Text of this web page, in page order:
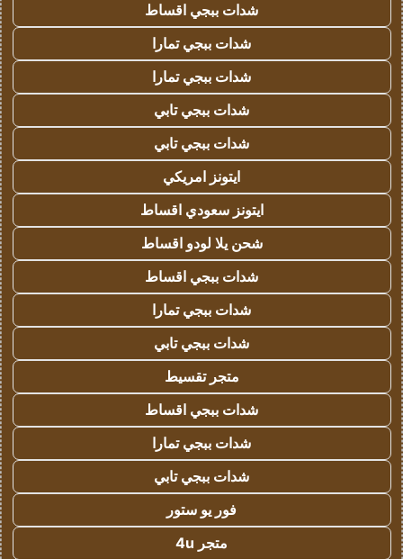
شدات ببجي اقساط
شدات ببجي تمارا
شدات ببجي تمارا
شدات ببجي تابي
شدات ببجي تابي
ايتونز امريكي
ايتونز سعودي اقساط
شحن يلا لودو اقساط
شدات ببجي اقساط
شدات ببجي تمارا
شدات ببجي تابي
متجر تقسيط
شدات ببجي اقساط
شدات ببجي تمارا
شدات ببجي تابي
فور يو ستور
متجر 4u